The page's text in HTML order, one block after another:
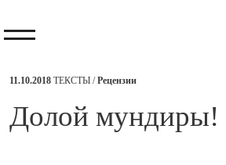
11.10.2018 ТЕКСТЫ /Рецензии
​Долой мундиры!